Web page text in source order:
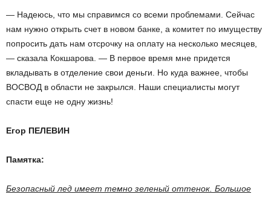
— Надеюсь, что мы справимся со всеми проблемами. Сейчас
нам нужно открыть счет в новом банке, а комитет по имуществу
попросить дать нам отсрочку на оплату на несколько месяцев,
— сказала Кокшарова. — В первое время мне придется
вкладывать в отделение свои деньги. Но куда важнее, чтобы
ВОСВОД в области не закрылся. Наши специалисты могут
спасти еще не одну жизнь!
Егор ПЕЛЕВИН
Памятка:
Безопасный лед имеет темно зеленый оттенок. Большое